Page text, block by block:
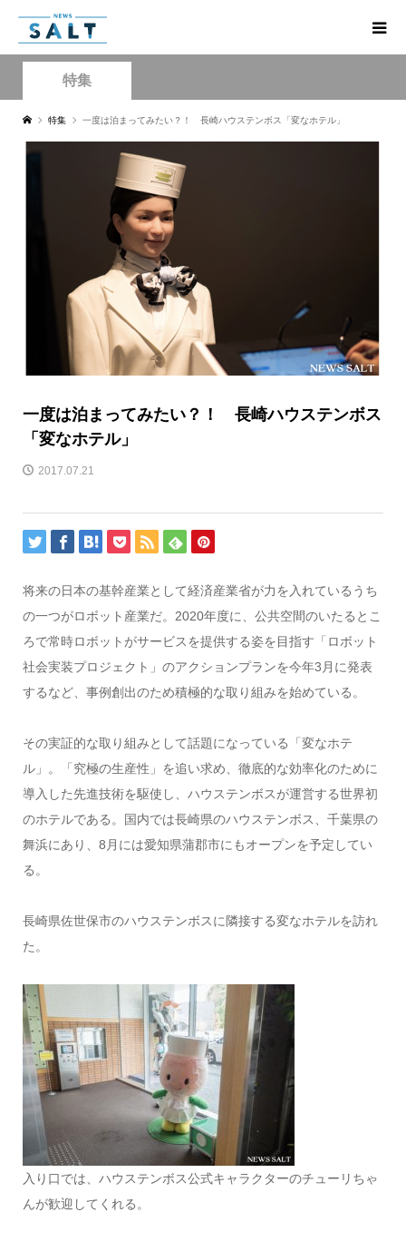
特集
特集 一度は泊まってみたい？！ 長崎ハウステンボス「変なホテル」
一度は泊まってみたい？！ 長崎ハウステンボス
「変なホテル」
2017.07.21
将来の日本の基幹産業として経済産業省が力を入れているうち
の一つがロボット産業だ。2020年度に、公共空間のいたるとこ
ろで常時ロボットがサービスを提供する姿を目指す「ロボット
社会実装プロジェクト」のアクションプランを今年3月に発表
するなど、事例創出のため積極的な取り組みを始めている。
その実証的な取り組みとして話題になっている「変なホテ
ル」。「究極の生産性」を追い求め、徹底的な効率化のために
導入した先進技術を駆使し、ハウステンボスが運営する世界初
のホテルである。国内では長崎県のハウステンボス、千葉県の
舞浜にあり、8月には愛知県蒲郡市にもオープンを予定してい
る。
長崎県佐世保市のハウステンボスに隣接する変なホテルを訪れ
た。
入り口では、ハウステンボス公式キャラクターのチューリちゃ
んが歓迎してくれる。